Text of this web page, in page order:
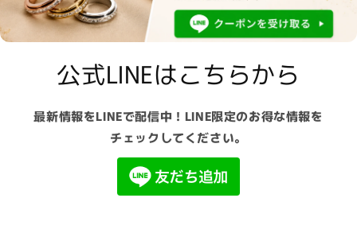
公式LINEはこちらから
最新情報をLINEで配信中！LINE限定のお得な情報を
チェックしてください。